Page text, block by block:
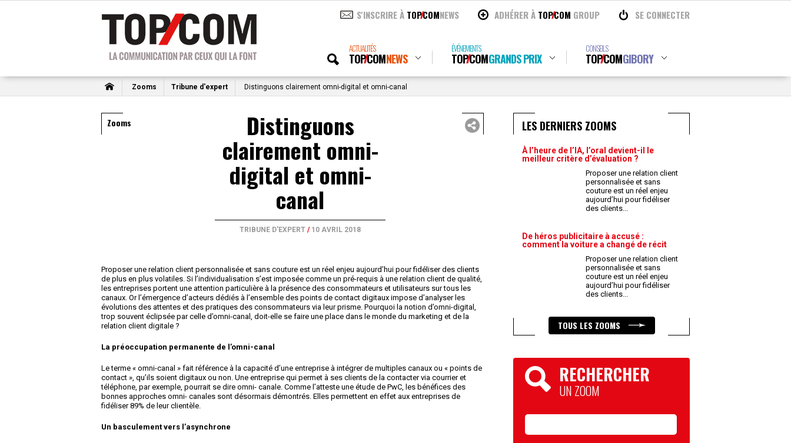
S'INSCRIRE À TOPCOMNEWS ADHÉRER À TOPCOM GROUP SE CONNECTER
ACTUALITÉS
TOPCOMNEWS
ÉVÉNEMENTS
TOPCOMGRANDS PRIX
CONSEILS
TOPCOMGIBORY
Zooms Tribune d'expert Distinguons clairement omni-digital et omni-canal
Zooms Distinguons
clairement omni-
digital et omni-
canal
TRIBUNE D'EXPERT / 10 AVRIL 2018
Proposer une relation client personnalisée et sans couture est un réel enjeu aujourd’hui pour fidéliser des clients
de plus en plus volatiles. Si l’individualisation s’est imposée comme un pré-requis à une relation client de qualité,
les entreprises portent une attention particulière à la présence des consommateurs et utilisateurs sur tous les
canaux. Or l’émergence d’acteurs dédiés à l’ensemble des points de contact digitaux impose d’analyser les
évolutions des attentes et des pratiques des consommateurs via leur prisme. Pourquoi la notion d’omni-digital,
trop souvent éclipsée par celle d’omni-canal, doit-elle se faire une place dans le monde du marketing et de la
relation client digitale ?
La préoccupation permanente de l’omni-canal
Le terme « omni-canal » fait référence à la capacité d’une entreprise à intégrer de multiples canaux ou « points de
contact », qu’ils soient digitaux ou non. Une entreprise qui permet à ses clients de la contacter via courrier et
téléphone, par exemple, pourrait se dire omni- canale. Comme l’atteste une étude de PwC, les bénéfices des
bonnes approches omni- canales sont désormais démontrés. Elles permettent en effet aux entreprises de
fidéliser 89% de leur clientèle.
Un basculement vers l’asynchrone
LES DERNIERS ZOOMS
À l’heure de l’IA, l’oral devient-il le
meilleur critère d’évaluation ?
Proposer une relation client
personnalisée et sans
couture est un réel enjeu
aujourd’hui pour fidéliser
des clients...
De héros publicitaire à accusé :
comment la voiture a changé de récit
Proposer une relation client
personnalisée et sans
couture est un réel enjeu
aujourd’hui pour fidéliser
des clients...
TOUS LES ZOOMS
RECHERCHER
UN ZOOM